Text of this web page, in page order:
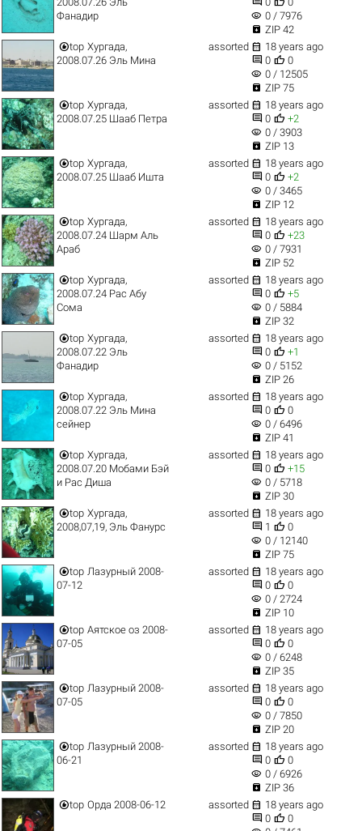
Фанадир
visibility 0 / 7976
 ZIP 42
top Хургада,
2008.07.26 Эль Мина
assorted  18 years ago
 0  0
visibility 0 / 12505
 ZIP 75
top Хургада,
2008.07.25 Шааб Петра
assorted  18 years ago
 0  +2
visibility 0 / 3903
 ZIP 13
top Хургада,
2008.07.25 Шааб Ишта
assorted  18 years ago
 0  +2
visibility 0 / 3465
 ZIP 12
top Хургада,
2008.07.24 Шарм Аль
Араб
assorted  18 years ago
 0  +23
visibility 0 / 7931
 ZIP 52
top Хургада,
2008.07.24 Рас Абу
Сома
assorted  18 years ago
 0  +5
visibility 0 / 5884
 ZIP 32
top Хургада,
2008.07.22 Эль
Фанадир
assorted  18 years ago
 0  +1
visibility 0 / 5152
 ZIP 26
top Хургада,
2008.07.22 Эль Мина
сейнер
assorted  18 years ago
 0  0
visibility 0 / 6496
 ZIP 41
top Хургада,
2008.07.20 Мобами Бэй
и Рас Диша
assorted  18 years ago
 0  +15
visibility 0 / 5718
 ZIP 30
top Хургада,
2008,07,19, Эль Фанурс
assorted  18 years ago
 1  0
visibility 0 / 12140
 ZIP 75
top Лазурный 2008-
07-12
assorted  18 years ago
 0  0
visibility 0 / 2724
 ZIP 10
top Аятское оз 2008-
07-05
assorted  18 years ago
 0  0
visibility 0 / 6248
 ZIP 35
top Лазурный 2008-
07-05
assorted  18 years ago
 0  0
visibility 0 / 7850
 ZIP 20
top Лазурный 2008-
06-21
assorted  18 years ago
 0  0
visibility 0 / 6926
 ZIP 36
top Орда 2008-06-12 assorted  18 years ago
 0  0